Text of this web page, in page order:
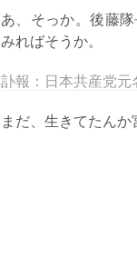
あ、そっか。後藤
みればそうか。
訃報：日本共産党
まだ、生きてたん